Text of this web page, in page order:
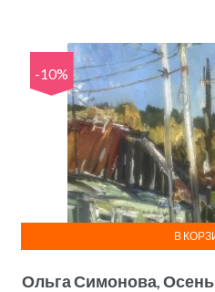
-10%
Ольга Симонова,
В